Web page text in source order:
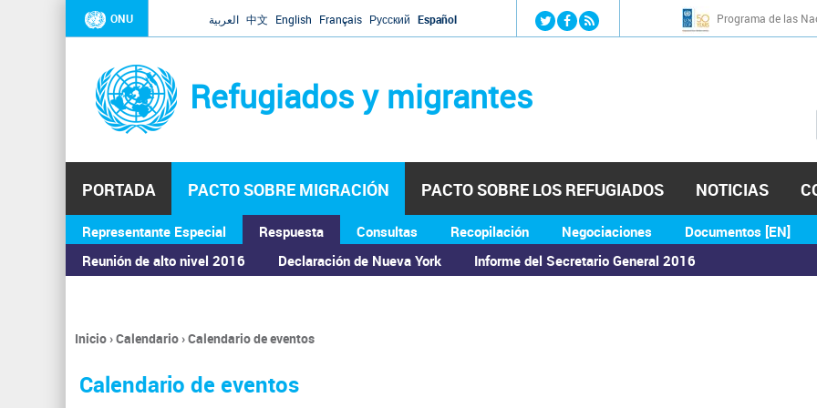
Jump to navigation
ONU العربية 中文 English Français Русский Español Programa de las
Refugiados y migrantes
PORTADA PACTO SOBRE MIGRACIÓN
Representante Especial
Respuesta
Reunión de alto nivel 2016
Declaración de Nueva York Informe del Secretario General 2016
Consultas Recopilación Negociaciones Documentos [EN]
PACTO SOBRE LOS REFUGIADOS NOTICIAS
ASAMBLEA GENERAL
Se
encuentra
usted
Inicio›Calendario›Calendario de eventos
Calendario de eventos